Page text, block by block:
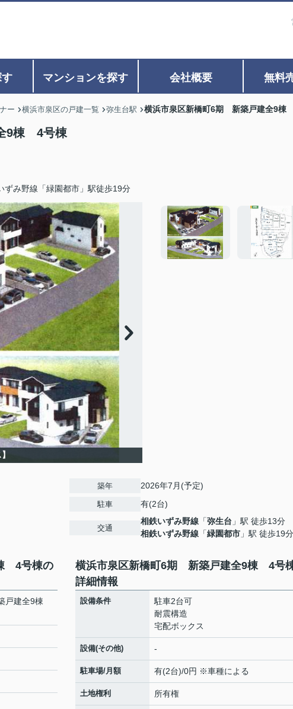
マンションを探す 会社概要 無料
ー 横浜市泉区の戸建一覧 弥生台駅 横浜市泉区新橋町6期 新築戸建全9棟
9棟 4号棟
ずみ野線「緑園都市」駅徒歩19分
築年 2026年7月(予定)
駐車 有(2台)
交通
相鉄いずみ野線 「弥生台 」駅 徒歩13分
相鉄いずみ野線 「緑園都市 」駅 徒歩19分
4号棟の
戸建全9棟
横浜市泉区新橋町6期 新築戸建全9棟 4号
詳細情報
設備条件
駐車2台可
耐震構造
宅配ボックス
設備(その他) -
駐車場/月額 有(2台)/0円 ※車種による
土地権利 所有権